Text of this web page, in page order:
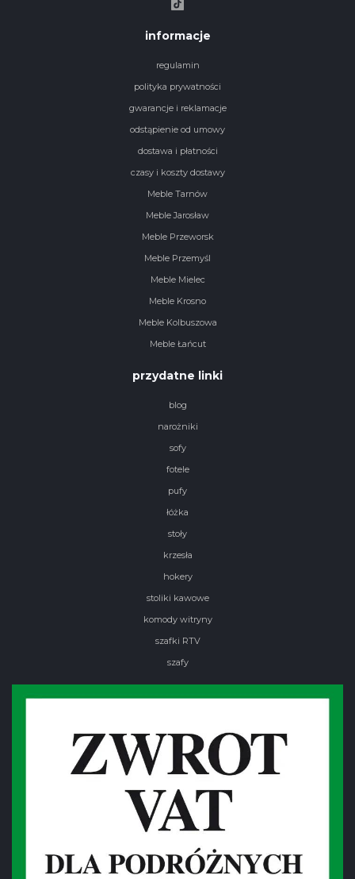
informacje
regulamin
polityka prywatności
gwarancje i reklamacje
odstąpienie od umowy
dostawa i płatności
czasy i koszty dostawy
Meble Tarnów
Meble Jarosław
Meble Przeworsk
Meble Przemyśl
Meble Mielec
Meble Krosno
Meble Kolbuszowa
Meble Łańcut
przydatne linki
blog
narożniki
sofy
fotele
pufy
łóżka
stoły
krzesła
hokery
stoliki kawowe
komody witryny
szafki RTV
szafy